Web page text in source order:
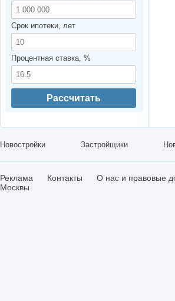
Срок ипотеки, лет
Процентная ставка, %
Рассчитать
Новостройки Застройщики
Реклама Контакты О нас и правовые
Москвы